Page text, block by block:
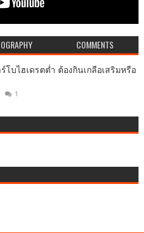
COMMENTS
โบไฮเดรตต่ำ ต้องกินเกลือเสริมหรือ
1